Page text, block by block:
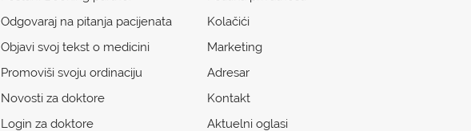
Odgovaraj na pitanja pacijenata
Objavi svoj tekst o medicini
Promoviši svoju ordinaciju
Novosti za doktore
Login za doktore
Kolačići
Marketing
Adresar
Kontakt
Aktuelni oglasi